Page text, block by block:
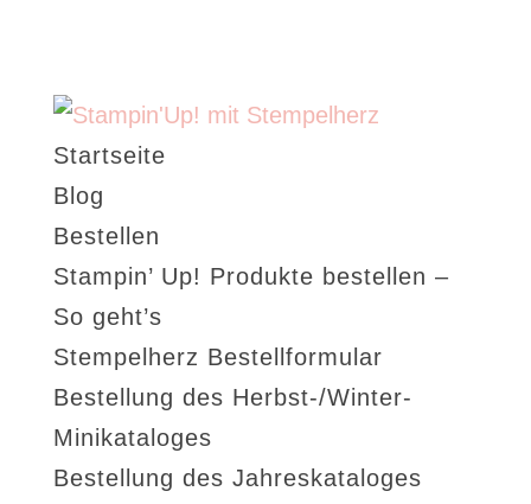
Startseite
Blog
Bestellen
Stampin’ Up! Produkte bestellen –
So geht’s
Stempelherz Bestellformular
Bestellung des Herbst-/Winter-
Minikataloges
Bestellung des Jahreskataloges